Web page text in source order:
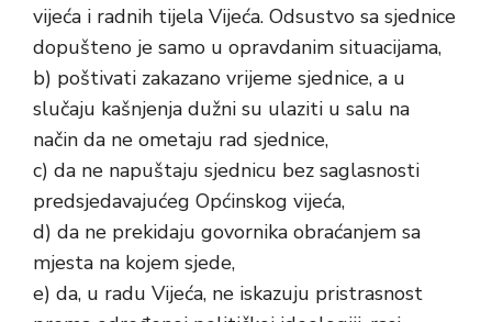
vijeća i radnih tijela Vijeća. Odsustvo sa sjednice
dopušteno je samo u opravdanim situacijama,
b) poštivati zakazano vrijeme sjednice, a u
slučaju kašnjenja dužni su ulaziti u salu na
način da ne ometaju rad sjednice,
c) da ne napuštaju sjednicu bez saglasnosti
predsjedavajućeg Općinskog vijeća,
d) da ne prekidaju govornika obraćanjem sa
mjesta na kojem sjede,
e) da, u radu Vijeća, ne iskazuju pristrasnost